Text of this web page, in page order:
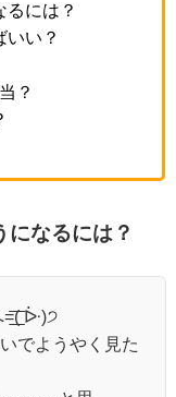
るには？
いい？
？
になるには？
=͟͟͞͞( ᐕ)੭
でようやく見た